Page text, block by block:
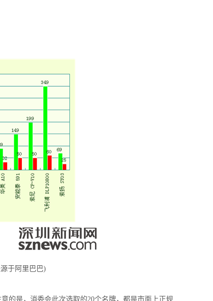
于阿里巴巴)
是，消委会此次选取的20个名牌，都是市面上正规